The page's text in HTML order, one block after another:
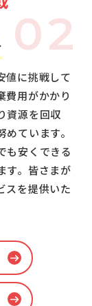
02
値に挑戦して
費用がかかり
資源を回収
ています。
も安くできる
す。皆さまが
スを提供いた